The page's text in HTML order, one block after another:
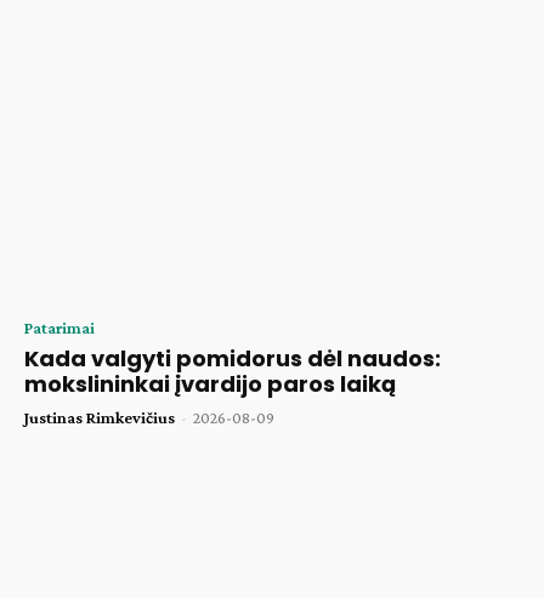
Patarimai
Kada valgyti pomidorus dėl naudos:
mokslininkai įvardijo paros laiką
Justinas Rimkevičius - 2026-08-09